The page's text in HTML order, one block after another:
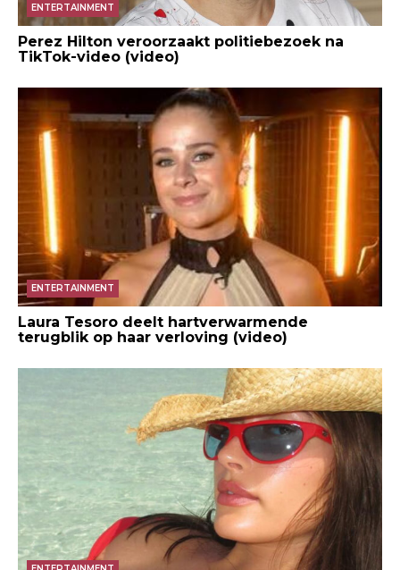
ENTERTAINMENT
Perez Hilton veroorzaakt politiebezoek na
TikTok-video (video)
ENTERTAINMENT
Laura Tesoro deelt hartverwarmende
terugblik op haar verloving (video)